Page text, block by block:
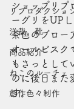
リプロダクショ
洋裁、靴
商品紹介
ねこのルーチェ
創作色々制作
ショップリプ
ーグリをUPし
茶色のブロー
オールビスク
もさっとして
のに後日また
す。